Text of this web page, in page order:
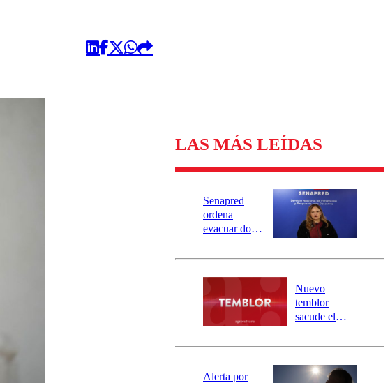
LAS MÁS LEÍDAS
Senapred
ordena
evacuar dos
Carahue por
río Damas:
activa
mensajería
SAE
Nuevo
temblor
sacude el
revisa la
epicentro
Alerta por